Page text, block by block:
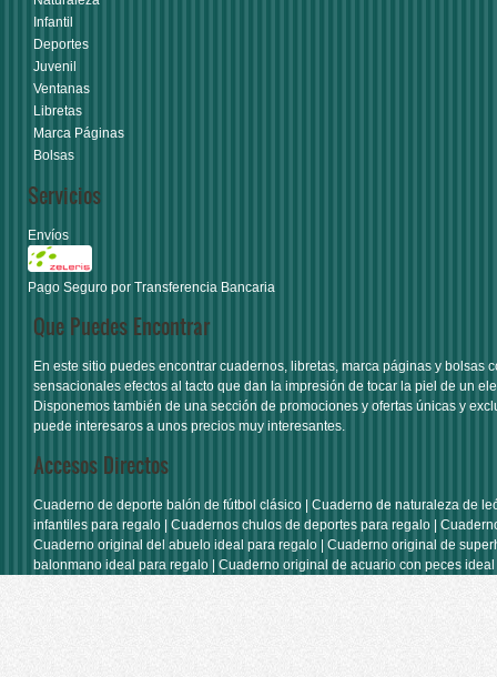
Infantil
Deportes
Juvenil
Ventanas
Libretas
Marca Páginas
Bolsas
Servicios
Envíos
Pago Seguro por Transferencia Bancaria
Que Puedes Encontrar
En este sitio puedes encontrar cuadernos, libretas, marca páginas y bolsas
sensacionales efectos al tacto que dan la impresión de tocar la piel de un
Disponemos también de una sección de promociones y ofertas únicas y
puede interesaros a unos precios muy interesantes.
Accesos Directos
Cuaderno de deporte balón de fútbol clásico
Cuaderno de naturaleza de
infantiles para regalo
Cuadernos chulos de deportes para regalo
Cuaderno original del abuelo ideal para regalo
Cuaderno original de
balonmano ideal para regalo
Cuaderno original de acuario con peces